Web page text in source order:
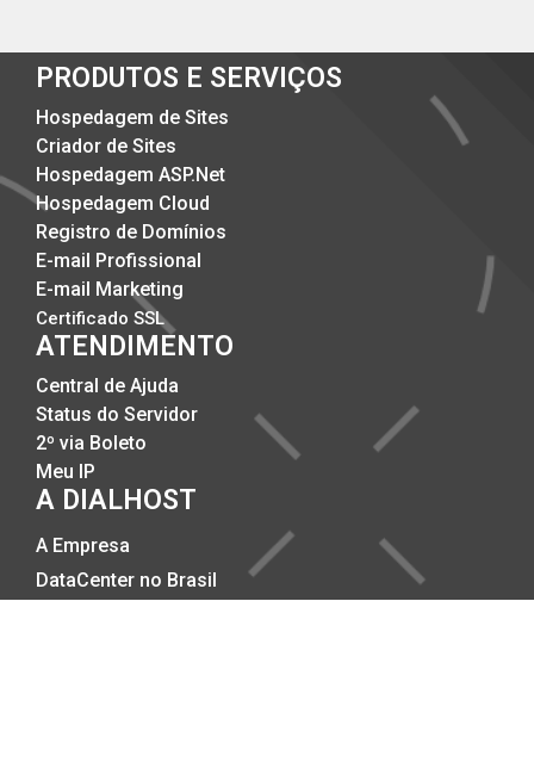
PRODUTOS E SERVIÇOS
Hospedagem de Sites
Criador de Sites
Hospedagem ASP.Net
Hospedagem Cloud
Registro de Domínios
E-mail Profissional
E-mail Marketing
Certificado SSL
ATENDIMENTO
Central de Ajuda
Status do Servidor
2º via Boleto
Meu IP
A DIALHOST
A Empresa
DataCenter no Brasil